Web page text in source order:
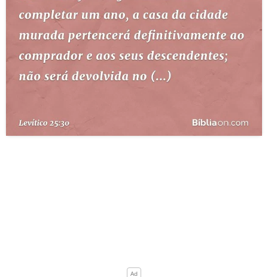
ESBOÇOS DE PREGAÇÃO
PERGUNTE À BÍBLIA IA
QUEM SOMOS